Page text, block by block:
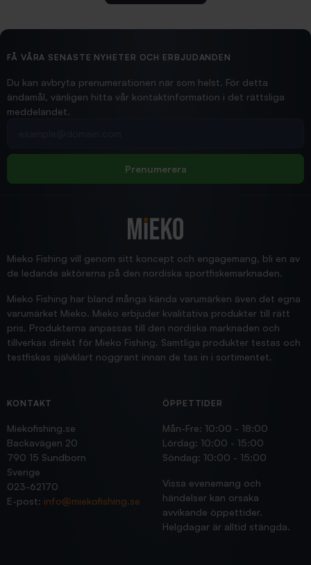
2026/02/19
Hittade exakt vad jag behövde. Snabb och bra...
Jensa
FÅ VÅRA SENASTE NYHETER OCH ERBJUDANDEN
Du kan avbryta prenumerationen när som helst. För detta
ändamål, vänligen hitta vår kontaktinformation i det rättsliga
meddelandet.
Prenumerera
Mieko Fishing vill genom sitt koncept och engagemang, bli en av
de ledande aktörerna på den nordiska sportfiskemarknaden.
Mieko Fishing har bland många kända varumärken även det egna
varumärket Mieko. Mieko erbjuder kvalitativa produkter till rätt
pris. Produkterna anpassas till den nordiska marknaden och
tillverkas direkt för Mieko Fishing. Samtliga produkter testas och
testfiskas självklart noggrant innan de tas in i sortimentet.
KONTAKT
Miekofishing.se
Backavägen 20
790 15 Sundborn
Sverige
023-62170
E-post: info@miekofishing.se
ÖPPETTIDER
Mån-Fre: 10:00 - 18:00
Lördag: 10:00 - 15:00
Söndag: 10:00 - 15:00
Vissa evenemang och
händelser kan orsaka
avvikande öppettider.
Helgdagar är alltid stängda.